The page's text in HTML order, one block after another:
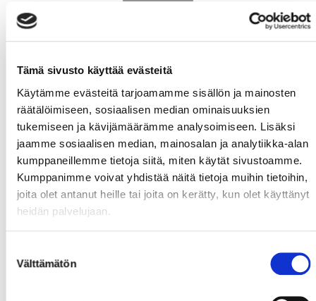
Tämä sivusto käyttää evästeitä
Käytämme evästeitä tarjoamamme sisällön ja mainosten
räätälöimiseen, sosiaalisen median ominaisuuksien
tukemiseen ja kävijämäärämme analysoimiseen. Lisäksi
jaamme sosiaalisen median, mainosalan ja analytiikka-alan
kumppaneillemme tietoja siitä, miten käytät sivustoamme.
Kumppanimme voivat yhdistää näitä tietoja muihin tietoihin,
joita olet antanut heille tai joita on kerätty, kun olet käyttänyt
heidän palvelujaan.
valinta
Välttämätön
#27 Tanus,
Kristian
#11 Virta, Patrik #19 Merelä,
#57